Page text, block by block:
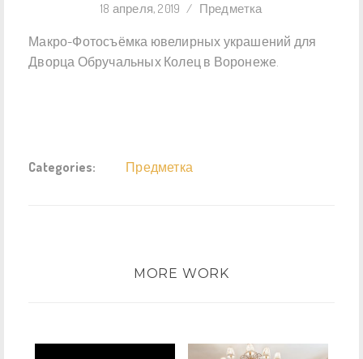
18 апреля, 2019 / Предметка
Макро-Фотосъёмка ювелирных украшений для
Дворца Обручальных Колец в Воронеже.
Categories: Предметка
MORE WORK